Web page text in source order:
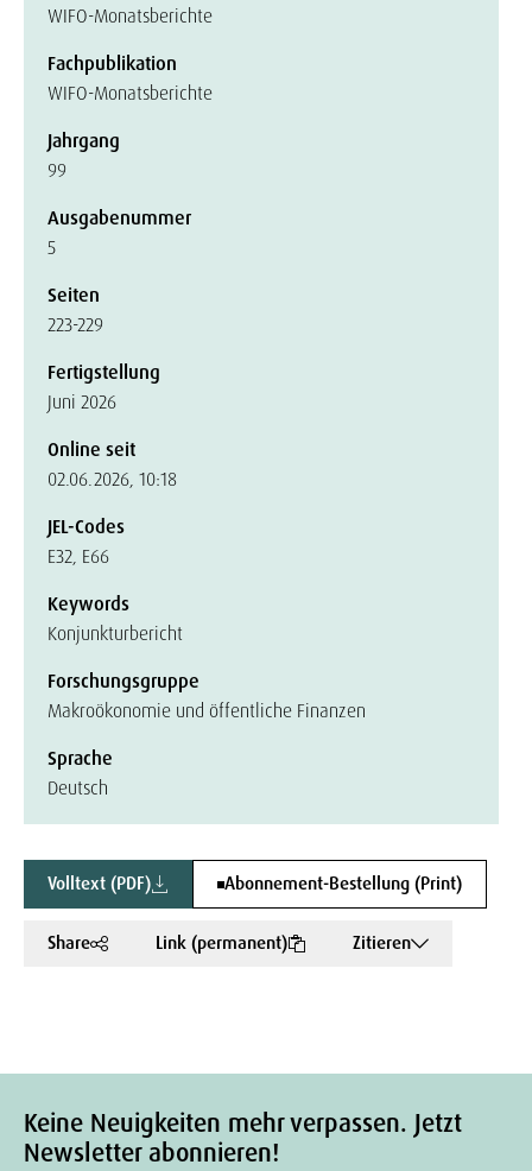
WIFO-Monatsberichte
Fachpublikation
WIFO-Monatsberichte
Jahrgang
99
Ausgabenummer
5
Seiten
223-229
Fertigstellung
Juni 2026
Online seit
02.06.2026, 10:18
JEL-Codes
E32, E66
Keywords
Konjunkturbericht
Forschungsgruppe
Makroökonomie und öffentliche Finanzen
Sprache
Deutsch
Volltext (PDF) Abonnement-Bestellung (Print)
Share Link (permanent) Zitieren
Keine Neuigkeiten mehr verpassen. Jetzt
Newsletter abonnieren!